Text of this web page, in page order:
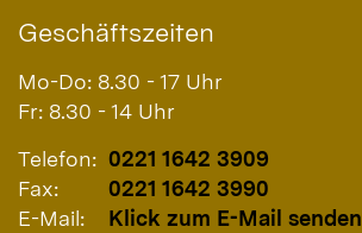
Geschäftszeiten
Mo-Do: 8.30 - 17 Uhr
Fr: 8.30 - 14 Uhr
Telefon: 0221 1642 3909
Fax:
0221 1642 3990
E-Mail:
Klick zum E-Mail senden